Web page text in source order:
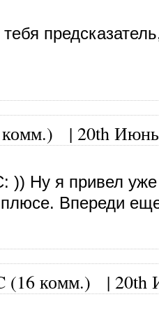
| 20th
: )) Ну я привел
плюсе. Впереди
(16 комм.) | 20th